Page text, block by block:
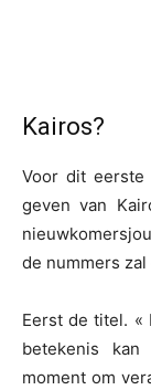
Kairos?
Voor dit
geven van
de nummers
Eerst de titel. «
betekenis
moment om